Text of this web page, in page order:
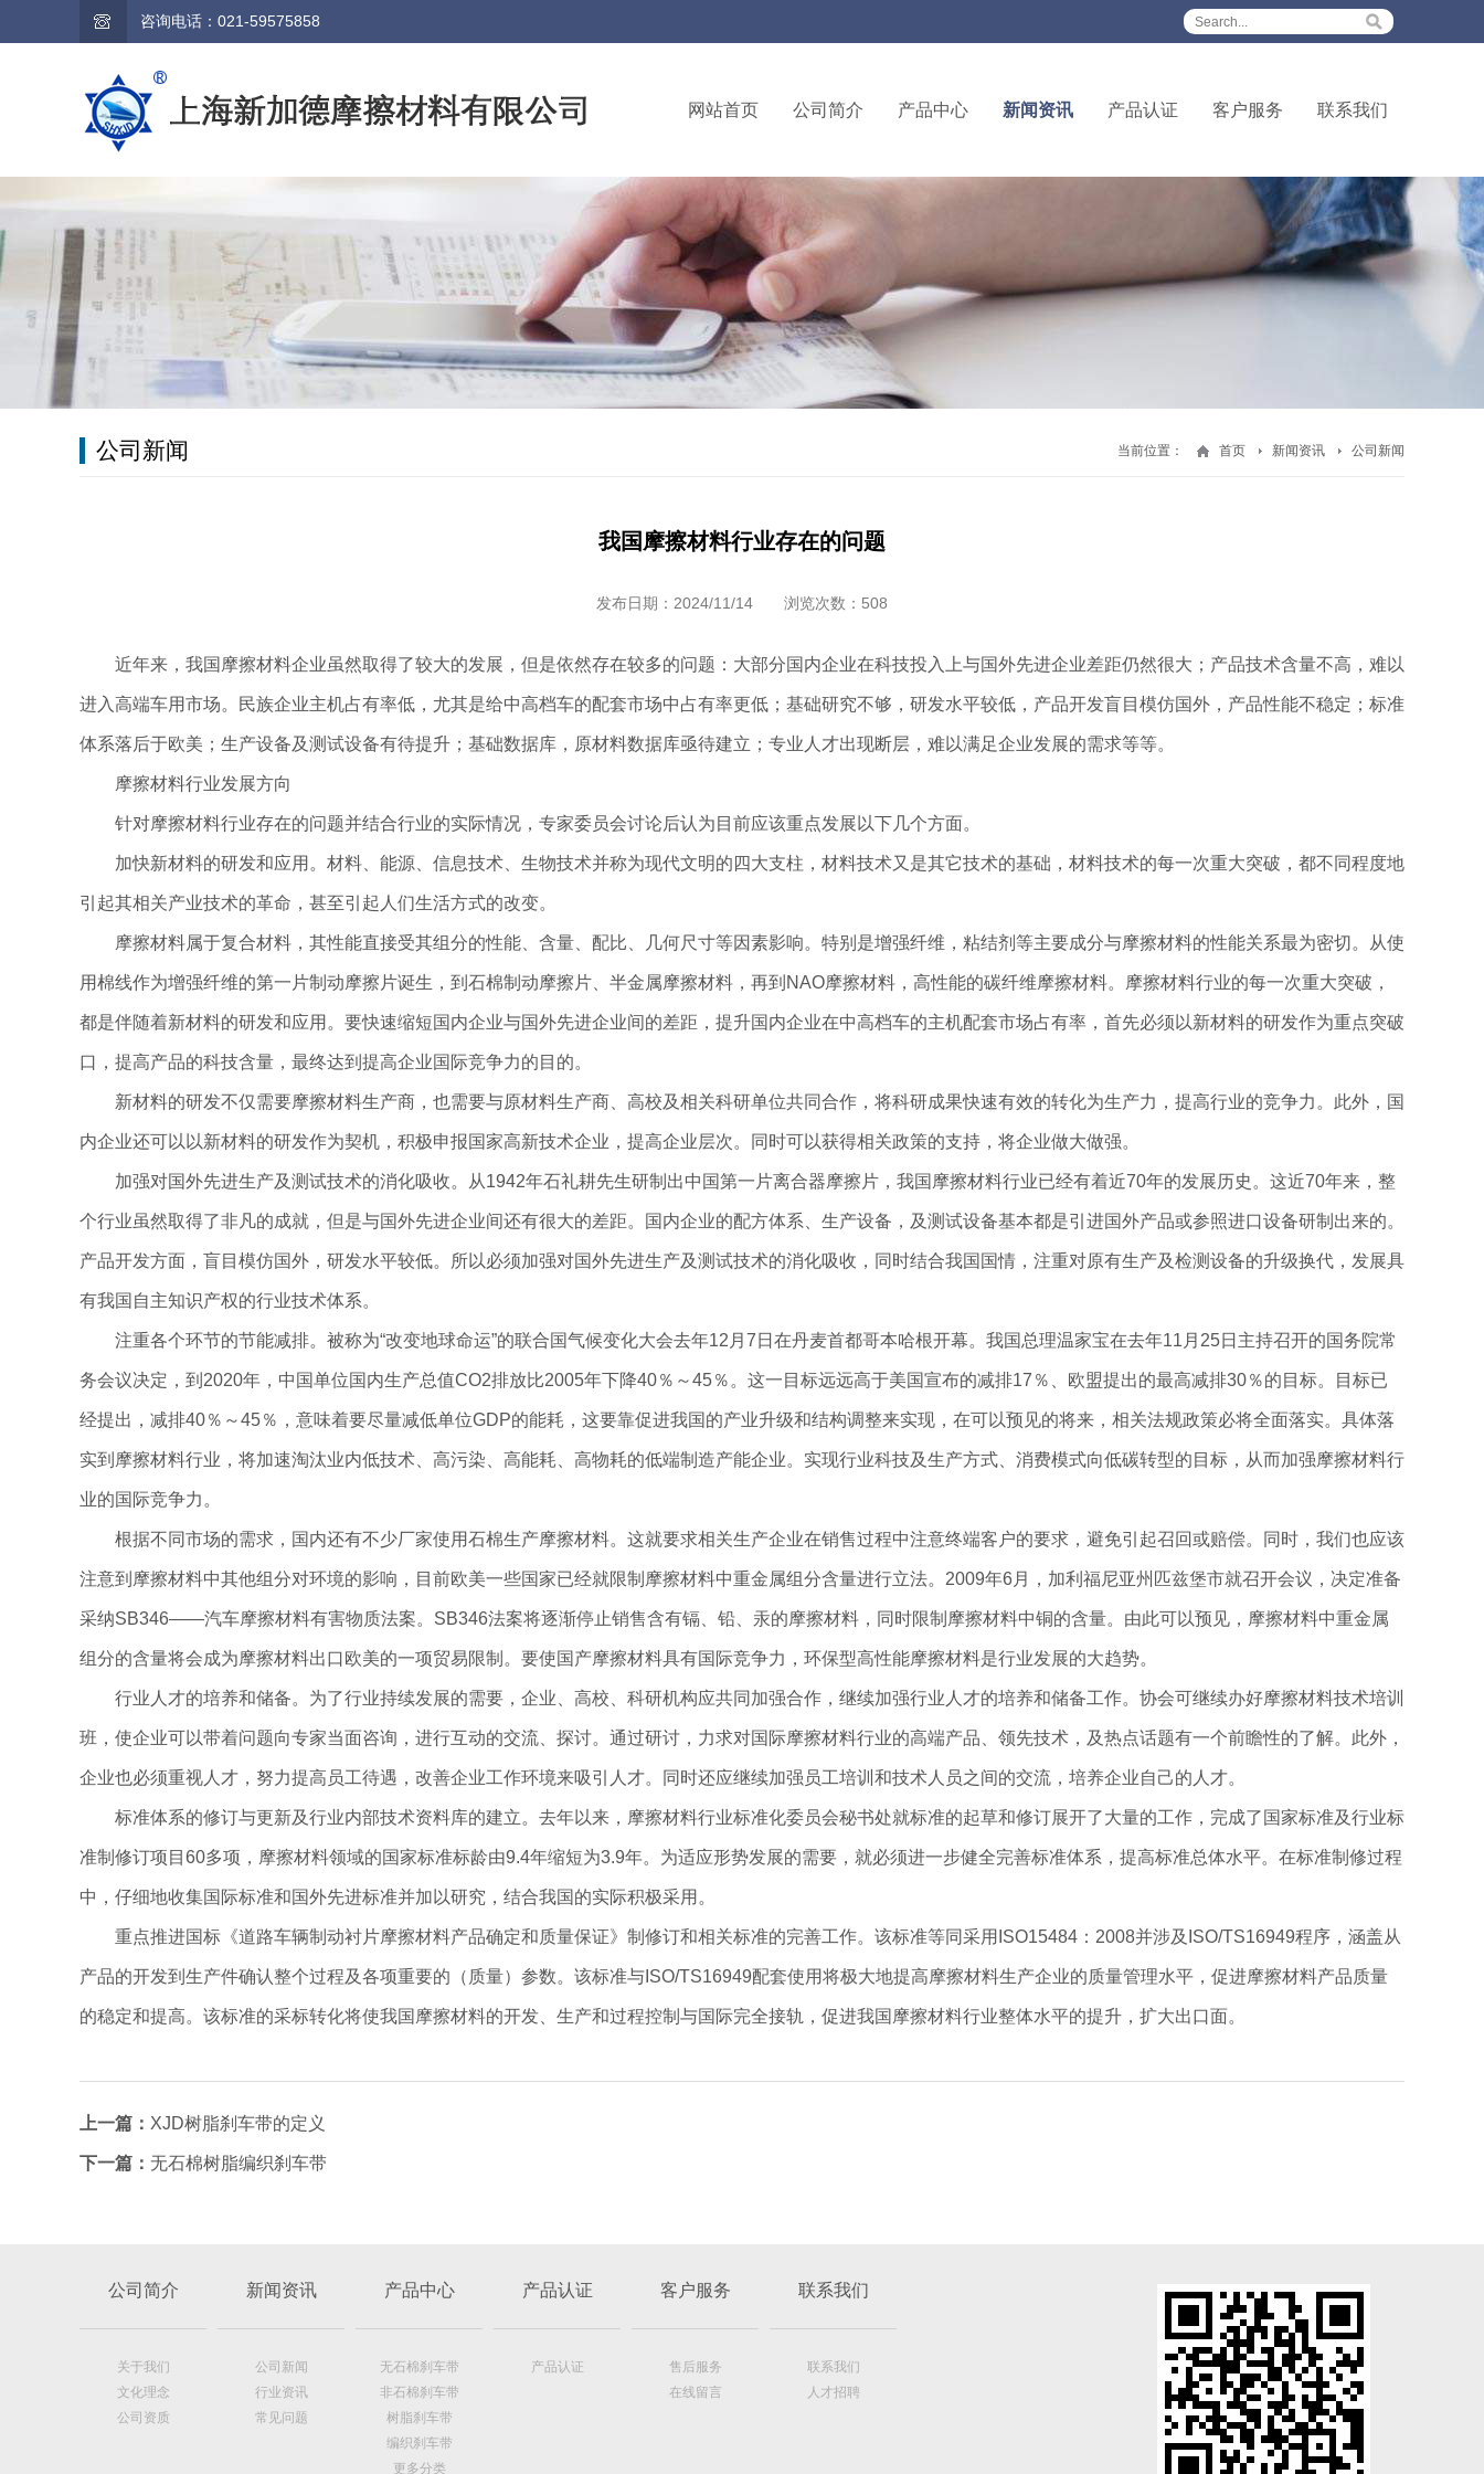
咨询电话：021-59575858
网站首页 公司简介 产品中心 新闻资讯 产品认证 客户服务 联系我们
当前位置： 首页 新闻资讯 公司新闻
公司新闻
我国摩擦材料行业存在的问题
发布日期：2024/11/14 浏览次数： 508
近年来，我国摩擦材料企业虽然取得了较大的发展，但是依然存在较多的问题：大部分国内企业在科技投入上与国外先进企业差距仍然很大；产品技术含量不高，难以
进入高端车用市场。民族企业主机占有率低，尤其是给中高档车的配套市场中占有率更低；基础研究不够，研发水平较低，产品开发盲目模仿国外，产品性能不稳定；标准
体系落后于欧美；生产设备及测试设备有待提升；基础数据库，原材料数据库亟待建立；专业人才出现断层，难以满足企业发展的需求等等。
摩擦材料行业发展方向
针对摩擦材料行业存在的问题并结合行业的实际情况，专家委员会讨论后认为目前应该重点发展以下几个方面。
加快新材料的研发和应用。材料、能源、信息技术、生物技术并称为现代文明的四大支柱，材料技术又是其它技术的基础，材料技术的每一次重大突破，都不同程度地
引起其相关产业技术的革命，甚至引起人们生活方式的改变。
摩擦材料属于复合材料，其性能直接受其组分的性能、含量、配比、几何尺寸等因素影响。特别是增强纤维，粘结剂等主要成分与摩擦材料的性能关系最为密切。从使
用棉线作为增强纤维的第一片制动摩擦片诞生，到石棉制动摩擦片、半金属摩擦材料，再到NAO摩擦材料，高性能的碳纤维摩擦材料。摩擦材料行业的每一次重大突破，
都是伴随着新材料的研发和应用。要快速缩短国内企业与国外先进企业间的差距，提升国内企业在中高档车的主机配套市场占有率，首先必须以新材料的研发作为重点突破
口，提高产品的科技含量，最终达到提高企业国际竞争力的目的。
新材料的研发不仅需要摩擦材料生产商，也需要与原材料生产商、高校及相关科研单位共同合作，将科研成果快速有效的转化为生产力，提高行业的竞争力。此外，国
内企业还可以以新材料的研发作为契机，积极申报国家高新技术企业，提高企业层次。同时可以获得相关政策的支持，将企业做大做强。
加强对国外先进生产及测试技术的消化吸收。从1942年石礼耕先生研制出中国第一片离合器摩擦片，我国摩擦材料行业已经有着近70年的发展历史。这近70年来，整
个行业虽然取得了非凡的成就，但是与国外先进企业间还有很大的差距。国内企业的配方体系、生产设备，及测试设备基本都是引进国外产品或参照进口设备研制出来的。
产品开发方面，盲目模仿国外，研发水平较低。所以必须加强对国外先进生产及测试技术的消化吸收，同时结合我国国情，注重对原有生产及检测设备的升级换代，发展具
有我国自主知识产权的行业技术体系。
注重各个环节的节能减排。被称为“改变地球命运”的联合国气候变化大会去年12月7日在丹麦首都哥本哈根开幕。我国总理温家宝在去年11月25日主持召开的国务院常
务会议决定，到2020年，中国单位国内生产总值CO2排放比2005年下降40％～45％。这一目标远远高于美国宣布的减排17％、欧盟提出的最高减排30％的目标。目标已
经提出，减排40％～45％，意味着要尽量减低单位GDP的能耗，这要靠促进我国的产业升级和结构调整来实现，在可以预见的将来，相关法规政策必将全面落实。具体落
实到摩擦材料行业，将加速淘汰业内低技术、高污染、高能耗、高物耗的低端制造产能企业。实现行业科技及生产方式、消费模式向低碳转型的目标，从而加强摩擦材料行
业的国际竞争力。
根据不同市场的需求，国内还有不少厂家使用石棉生产摩擦材料。这就要求相关生产企业在销售过程中注意终端客户的要求，避免引起召回或赔偿。同时，我们也应该
注意到摩擦材料中其他组分对环境的影响，目前欧美一些国家已经就限制摩擦材料中重金属组分含量进行立法。2009年6月，加利福尼亚州匹兹堡市就召开会议，决定准备
采纳SB346——汽车摩擦材料有害物质法案。SB346法案将逐渐停止销售含有镉、铅、汞的摩擦材料，同时限制摩擦材料中铜的含量。由此可以预见，摩擦材料中重金属
组分的含量将会成为摩擦材料出口欧美的一项贸易限制。要使国产摩擦材料具有国际竞争力，环保型高性能摩擦材料是行业发展的大趋势。
行业人才的培养和储备。为了行业持续发展的需要，企业、高校、科研机构应共同加强合作，继续加强行业人才的培养和储备工作。协会可继续办好摩擦材料技术培训
班，使企业可以带着问题向专家当面咨询，进行互动的交流、探讨。通过研讨，力求对国际摩擦材料行业的高端产品、领先技术，及热点话题有一个前瞻性的了解。此外，
企业也必须重视人才，努力提高员工待遇，改善企业工作环境来吸引人才。同时还应继续加强员工培训和技术人员之间的交流，培养企业自己的人才。
标准体系的修订与更新及行业内部技术资料库的建立。去年以来，摩擦材料行业标准化委员会秘书处就标准的起草和修订展开了大量的工作，完成了国家标准及行业标
准制修订项目60多项，摩擦材料领域的国家标准标龄由9.4年缩短为3.9年。为适应形势发展的需要，就必须进一步健全完善标准体系，提高标准总体水平。在标准制修过程
中，仔细地收集国际标准和国外先进标准并加以研究，结合我国的实际积极采用。
重点推进国标《道路车辆制动衬片摩擦材料产品确定和质量保证》制修订和相关标准的完善工作。该标准等同采用ISO15484：2008并涉及ISO/TS16949程序，涵盖从
产品的开发到生产件确认整个过程及各项重要的（质量）参数。该标准与ISO/TS16949配套使用将极大地提高摩擦材料生产企业的质量管理水平，促进摩擦材料产品质量
的稳定和提高。该标准的采标转化将使我国摩擦材料的开发、生产和过程控制与国际完全接轨，促进我国摩擦材料行业整体水平的提升，扩大出口面。
上一篇： XJD树脂刹车带的定义
下一篇： 无石棉树脂编织刹车带
公司简介
关于我们
文化理念
公司资质
新闻资讯
公司新闻
行业资讯
常见问题
产品中心
无石棉刹车带
非石棉刹车带
树脂刹车带
编织刹车带
更多分类
产品认证
产品认证
客户服务
售后服务
在线留言
联系我们
联系我们
人才招聘